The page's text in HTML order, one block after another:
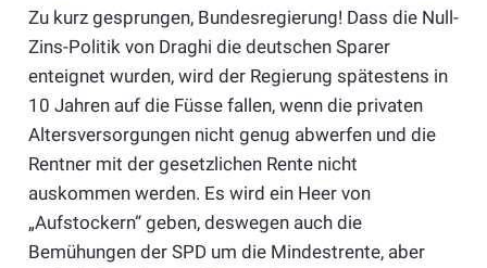
Zu kurz gesprungen, Bundesregierung! Dass die Null-
Zins-Politik von Draghi die deutschen Sparer
enteignet wurden, wird der Regierung spätestens in
10 Jahren auf die Füsse fallen, wenn die privaten
Altersversorgungen nicht genug abwerfen und die
Rentner mit der gesetzlichen Rente nicht
auskommen werden. Es wird ein Heer von
„Aufstockern“ geben, deswegen auch die
Bemühungen der SPD um die Mindestrente, aber